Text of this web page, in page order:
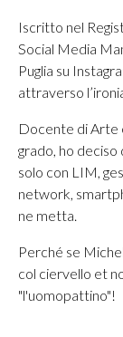
Iscritto nel
Social Media
Puglia su
attraverso
Docente di Arte
grado, ho deciso
solo con LIM,
network,
ne metta.
Perché se
col ciervello et
"l'uomopattino"!